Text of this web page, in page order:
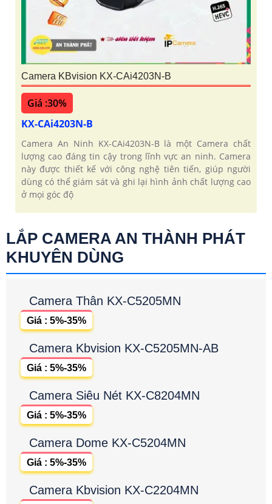
Camera KBvision KX-CAi4203N-B
Giá :30%
KX-CAi4203N-B
Camera An Ninh KX-CAi4203N-B là một Camera chất
lượng cao đáng tin cậy trong lĩnh vực an ninh. Camera
này được thiết kế với công nghệ tiên tiến, giúp người
dùng có thể giám sát và ghi lại hình ảnh chất lượng cao
ở mọi góc độ
LẮP CAMERA AN THÀNH PHÁT
KHUYÊN DÙNG
Camera Thân KX-C5205MN
Giá : 5%-35%
Camera Kbvision KX-C5205MN-AB
Giá : 5%-35%
Camera Siêu Nét KX-C8204MN
Giá : 5%-35%
Camera Dome KX-C5204MN
Giá : 5%-35%
Camera Kbvision KX-C2204MN